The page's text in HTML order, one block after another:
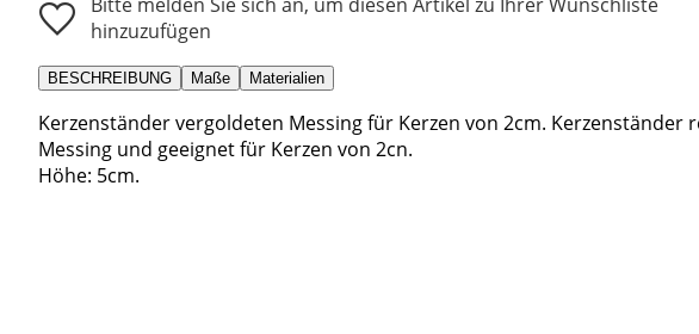
hinzuzufügen
BESCHREIBUNG Maße Materialien
Kerzenständer vergoldeten Messing für Kerzen von 2cm. Kerzenständer
Messing und geeignet für Kerzen von 2cn.
Höhe: 5cm.